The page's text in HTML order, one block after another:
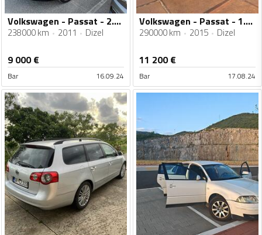
Volkswagen - Passat - 2.0 TDI
238000 km 2011 Dizel
9 000€
Bar 16.09.24
Volkswagen - Passat - 1.6 tdi
290000 km 2015 Dizel
11 200€
Bar 17.08.24